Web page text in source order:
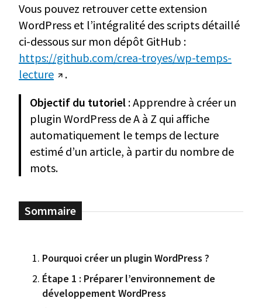
Vous pouvez retrouver cette extension
WordPress et l’intégralité des scripts détaillé
ci-dessous sur mon dépôt GitHub :
https://github.com/crea-troyes/wp-temps-
lecture
.
Objectif du tutoriel: Apprendre à créer un
plugin WordPress de A à Z qui affiche
automatiquement le temps de lecture
estimé d’un article, à partir du nombre de
mots.
Pourquoi créer un plugin WordPress ?
Étape 1 : Préparer l’environnement de
développement WordPress